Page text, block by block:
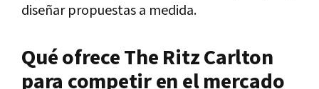
diseñar propuestas a medida.
Qué ofrece The Ritz Carlton
para competir en el mercado